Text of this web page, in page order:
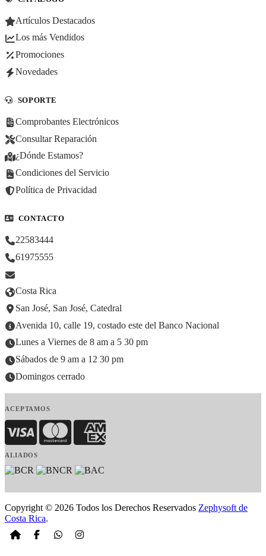
Artículos Destacados
Los más Vendidos
Promociones
Novedades
SOPORTE
Comprobantes Electrónicos
Consultar Reparación
¿Dónde Estamos?
Condiciones del Servicio
Política de Privacidad
CONTACTO
22583444
61975555
Costa Rica
San José, San José, Catedral
Avenida 10, calle 19, costado este del Banco Nacional
Lunes a Viernes de 8 am a 5 30 pm
Sábados de 9 am a 12 30 pm
Domingos cerrado
ACEPTAMOS
Visa MasterCardAmerican Express
ALIADOS
Copyright © 2026 Todos los Derechos Reservados Zephysoft de
Costa Rica.